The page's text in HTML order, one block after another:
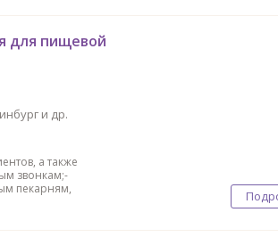
для пищевой
и др.
а также
звонкам;-
пекарням,